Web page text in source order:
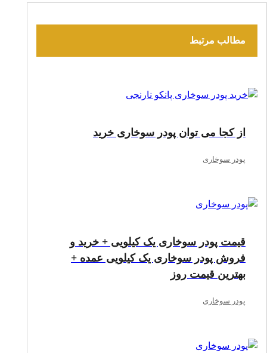
مطالب مرتبط
از کجا می توان پودر سوخاری خرید
پودر سوخاری
قیمت پودر سوخاری یک کیلویی + خرید و
فروش پودر سوخاری یک کیلویی عمده +
بهترین قیمت روز
پودر سوخاری